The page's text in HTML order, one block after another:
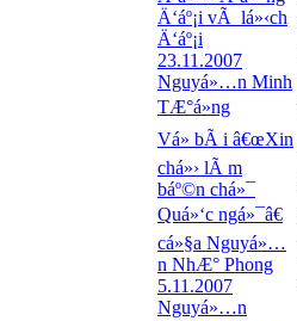
Ä‘áº¡i vÃ lá»‹ch
Ä‘áº¡i
23.11.2007
Nguyá»…n Minh
TÆ°á»ng
Vá» bÃ i â€œXin
chá»› lÃ m
báº©n chá»¯
Quá»‘c ngá»¯â€
cá»§a Nguyá»…
n NhÆ° Phong
5.11.2007
Nguyá»…n